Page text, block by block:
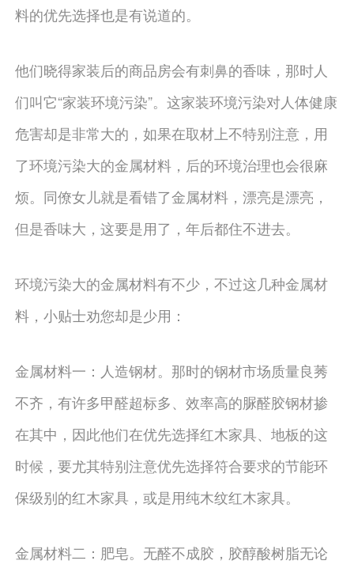
料的优先选择也是有说道的。
他们晓得家装后的商品房会有刺鼻的香味，那时人
们叫它“家装环境污染”。这家装环境污染对人体健康
危害却是非常大的，如果在取材上不特别注意，用
了环境污染大的金属材料，后的环境治理也会很麻
烦。同僚女儿就是看错了金属材料，漂亮是漂亮，
但是香味大，这要是用了，年后都住不进去。
环境污染大的金属材料有不少，不过这几种金属材
料，小贴士劝您却是少用：
金属材料一：人造钢材。那时的钢材市场质量良莠
不齐，有许多甲醛超标多、效率高的脲醛胶钢材掺
在其中，因此他们在优先选择红木家具、地板的这
时候，要尤其特别注意优先选择符合要求的节能环
保级别的红木家具，或是用纯木纹红木家具。
金属材料二：肥皂。无醛不成胶，胶醇酸树脂无论